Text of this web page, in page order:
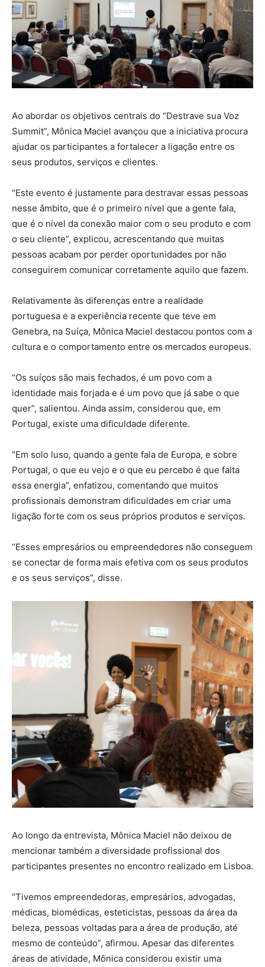
Ao abordar os objetivos centrais do “Destrave sua Voz
Summit”, Mônica Maciel avançou que a iniciativa procura
ajudar os participantes a fortalecer a ligação entre os
seus produtos, serviços e clientes.
“Este evento é justamente para destravar essas pessoas
nesse âmbito, que é o primeiro nível que a gente fala,
que é o nível da conexão maior com o seu produto e com
o seu cliente”, explicou, acrescentando que muitas
pessoas acabam por perder oportunidades por não
conseguirem comunicar corretamente aquilo que fazem.
Relativamente às diferenças entre a realidade
portuguesa e a experiência recente que teve em
Genebra, na Suíça, Mônica Maciel destacou pontos com a
cultura e o comportamento entre os mercados europeus.
“Os suíços são mais fechados, é um povo com a
identidade mais forjada e é um povo que já sabe o que
quer”, salientou. Ainda assim, considerou que, em
Portugal, existe uma dificuldade diferente.
“Em solo luso, quando a gente fala de Europa, e sobre
Portugal, o que eu vejo e o que eu percebo é que falta
essa energia”, enfatizou, comentando que muitos
profissionais demonstram dificuldades em criar uma
ligação forte com os seus próprios produtos e serviços.
“Esses empresários ou empreendedores não conseguem
se conectar de forma mais efetiva com os seus produtos
e os seus serviços”, disse.
Ao longo da entrevista, Mônica Maciel não deixou de
mencionar também a diversidade profissional dos
participantes presentes no encontro realizado em Lisboa.
“Tivemos empreendedoras, empresários, advogadas,
médicas, biomédicas, esteticistas, pessoas da área da
beleza, pessoas voltadas para a área de produção, até
mesmo de conteúdo”, afirmou. Apesar das diferentes
áreas de atividade, Mônica considerou existir uma